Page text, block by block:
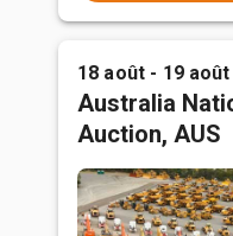
18 août - 19 août
Australia
Auction, AUS